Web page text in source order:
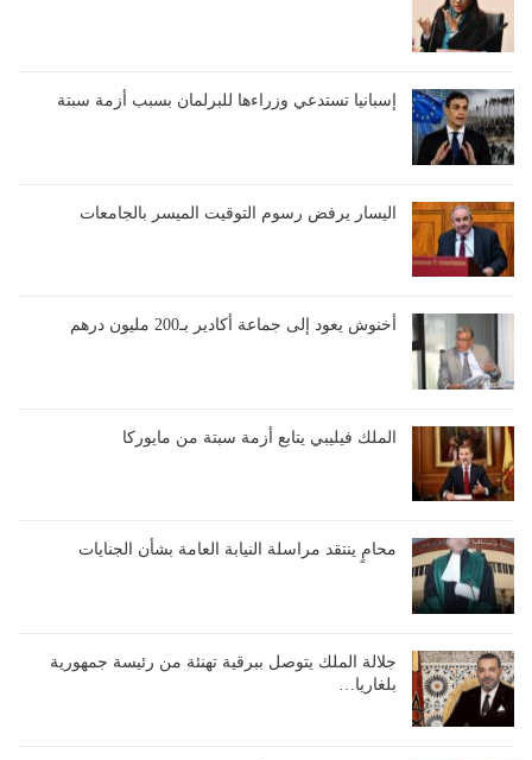
إسبانيا تستدعي وزراءها للبرلمان بسبب أزمة سبتة
اليسار يرفض رسوم التوقيت الميسر بالجامعات
أخنوش يعود إلى جماعة أكادير بـ200 مليون درهم
الملك فيليبي يتابع أزمة سبتة من مايوركا
محامٍ ينتقد مراسلة النيابة العامة بشأن الجنايات
جلالة الملك يتوصل ببرقية تهنئة من رئيسة جمهورية
بلغاريا…